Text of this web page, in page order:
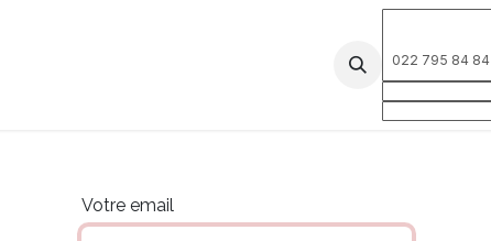
Contactez-nous 022 795 84 84
Votre email